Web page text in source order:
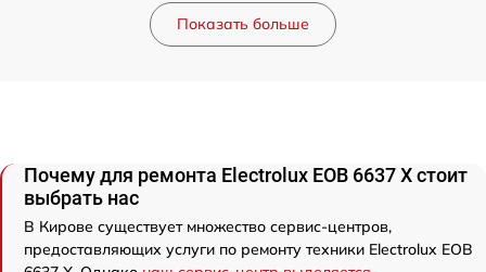
Показать больше
Почему для ремонта Electrolux EOB 6637 X стоит
выбрать нас
В Кирове существует множество сервис-центров,
предоставляющих услуги по ремонту техники Electrolux EOB